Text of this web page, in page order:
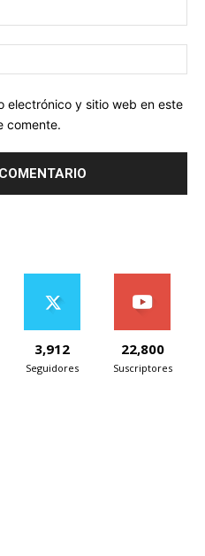
electrónico y sitio web en este
comente.
3,912
Seguidores
22,800
Suscriptores